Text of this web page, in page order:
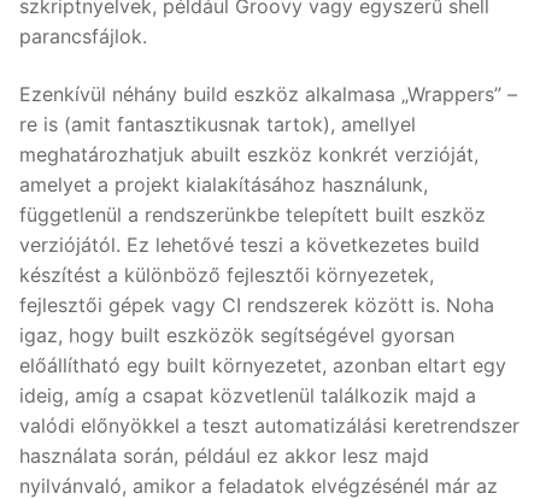
szkriptnyelvek, például Groovy vagy egyszerű shell
parancsfájlok.
Ezenkívül néhány build eszköz alkalmasa „Wrappers” –
re is (amit fantasztikusnak tartok), amellyel
meghatározhatjuk abuilt eszköz konkrét verzióját,
amelyet a projekt kialakításához használunk,
függetlenül a rendszerünkbe telepített built eszköz
verziójától. Ez lehetővé teszi a következetes build
készítést a különböző fejlesztői környezetek,
fejlesztői gépek vagy CI rendszerek között is. Noha
igaz, hogy built eszközök segítségével gyorsan
előállítható egy built környezetet, azonban eltart egy
ideig, amíg a csapat közvetlenül találkozik majd a
valódi előnyökkel a teszt automatizálási keretrendszer
használata során, például ez akkor lesz majd
nyilvánvaló, amikor a feladatok elvégzésénél már az